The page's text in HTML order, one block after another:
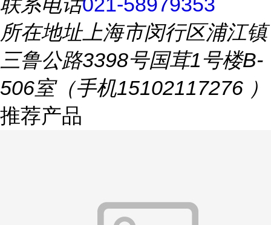
所在地址上海市闵行区浦江镇
三鲁公路3398号国茸1号楼B-
506室（手机15102117276 ）
推荐产品